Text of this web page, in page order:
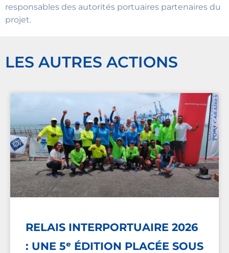
responsables des autorités portuaires partenaires du
projet.
LES AUTRES ACTIONS
RELAIS INTERPORTUAIRE 2026
: UNE 5ᵉ ÉDITION PLACÉE SOUS